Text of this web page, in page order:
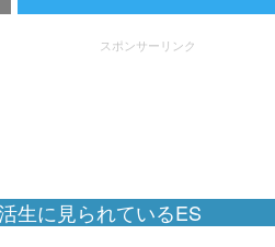
スポンサーリンク
生に見られているES